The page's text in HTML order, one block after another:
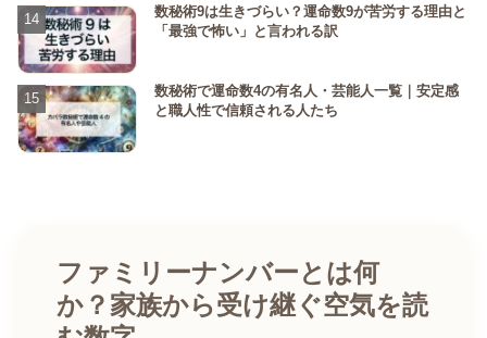
数秘術9は生きづらい？運命数9が苦労する理由と
「最強で怖い」と言われる訳
数秘術で運命数4の有名人・芸能人一覧｜安定感
と職人性で信頼される人たち
ファミリーナンバーとは何
か？家族から受け継ぐ空気を読